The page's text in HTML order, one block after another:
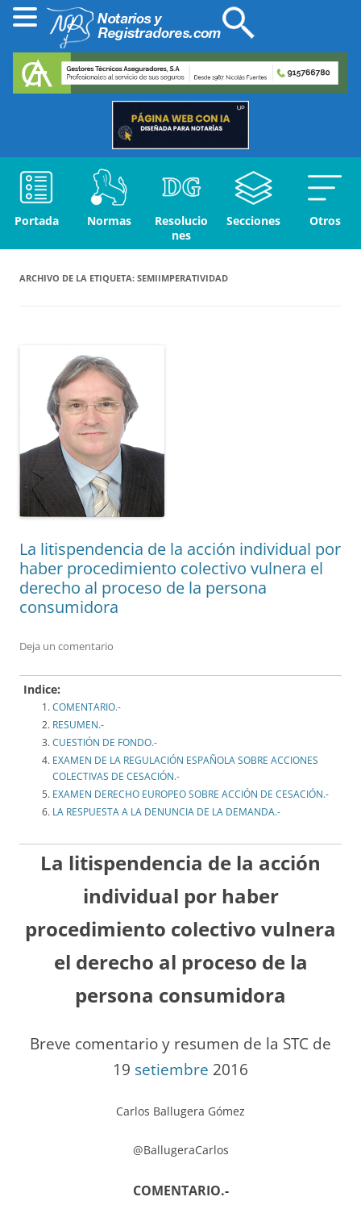
Portada Normas
Resolucio
nes
Secciones Otros
ARCHIVO DE LA ETIQUETA: SEMIIMPERATIVIDAD
La litispendencia de la acción individual por
haber procedimiento colectivo vulnera el
derecho al proceso de la persona
consumidora
Deja un comentario
Indice:
COMENTARIO.-
RESUMEN.-
CUESTIÓN DE FONDO.-
EXAMEN DE LA REGULACIÓN ESPAÑOLA SOBRE ACCIONES
COLECTIVAS DE CESACIÓN.-
EXAMEN DERECHO EUROPEO SOBRE ACCIÓN DE CESACIÓN.-
LA RESPUESTA A LA DENUNCIA DE LA DEMANDA.-
La litispendencia de la acción
individual por haber
procedimiento colectivo vulnera
el derecho al proceso de la
persona consumidora
Breve comentario y resumen de la STC de
19 setiembre 2016
Carlos Ballugera Gómez
@BallugeraCarlos
COMENTARIO.-